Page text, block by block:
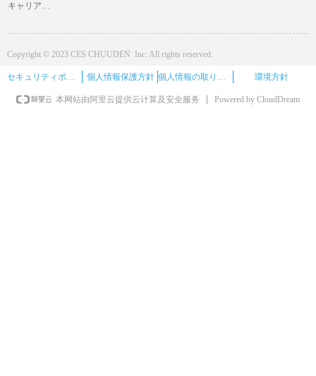
キャリア採用情報
Copyright © 2023 CES CHUUDEN Inc. All rights reserved.
セキュリティポリシー 個人情報保護方針 個人情報の取り扱い 環境方針
本网站由阿里云提供云计算及安全服务 Powered by CloudDream